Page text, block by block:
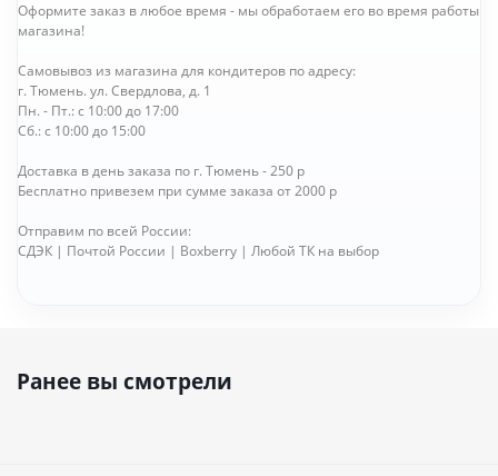
Оформите заказ в любое время - мы обработаем его во время работы
магазина!
Самовывоз из магазина для кондитеров по адресу:
г. Тюмень. ул. Свердлова, д. 1
Пн. - Пт.: с 10:00 до 17:00
Сб.: с 10:00 до 15:00
Доставка в день заказа по г. Тюмень - 250 р
Бесплатно привезем при сумме заказа от 2000 р
Отправим по всей России:
СДЭК | Почтой России | Boxberry | Любой ТК на выбор
Ранее вы смотрели